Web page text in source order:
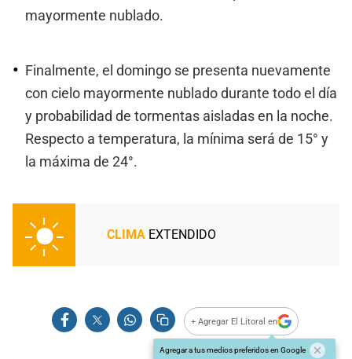
mayormente nublado.
Finalmente, el domingo se presenta nuevamente
con cielo mayormente nublado durante todo el día
y probabilidad de tormentas aisladas en la noche.
Respecto a temperatura, la mínima será de 15° y
la máxima de 24°.
CLIMA EXTENDIDO
+ Agregar El Litoral en
Agregar a tus medios preferidos en Google